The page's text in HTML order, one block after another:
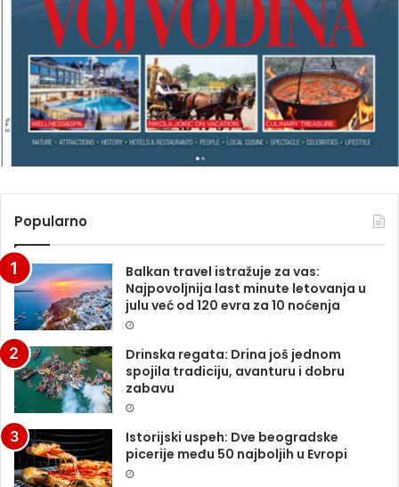
A
Popularno
Balkan travel istražuje za vas:
Najpovoljnija last minute letovanja u
julu već od 120 evra za 10 noćenja
Drinska regata: Drina još jednom
spojila tradiciju, avanturu i dobru
zabavu
Istorijski uspeh: Dve beogradske
picerije među 50 najboljih u Evropi